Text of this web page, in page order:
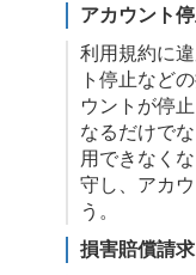
アカウント
利用規約に
ト停止など
ウントが停
なるだけで
用できなく
守し、アカ
う。
損害賠償請求